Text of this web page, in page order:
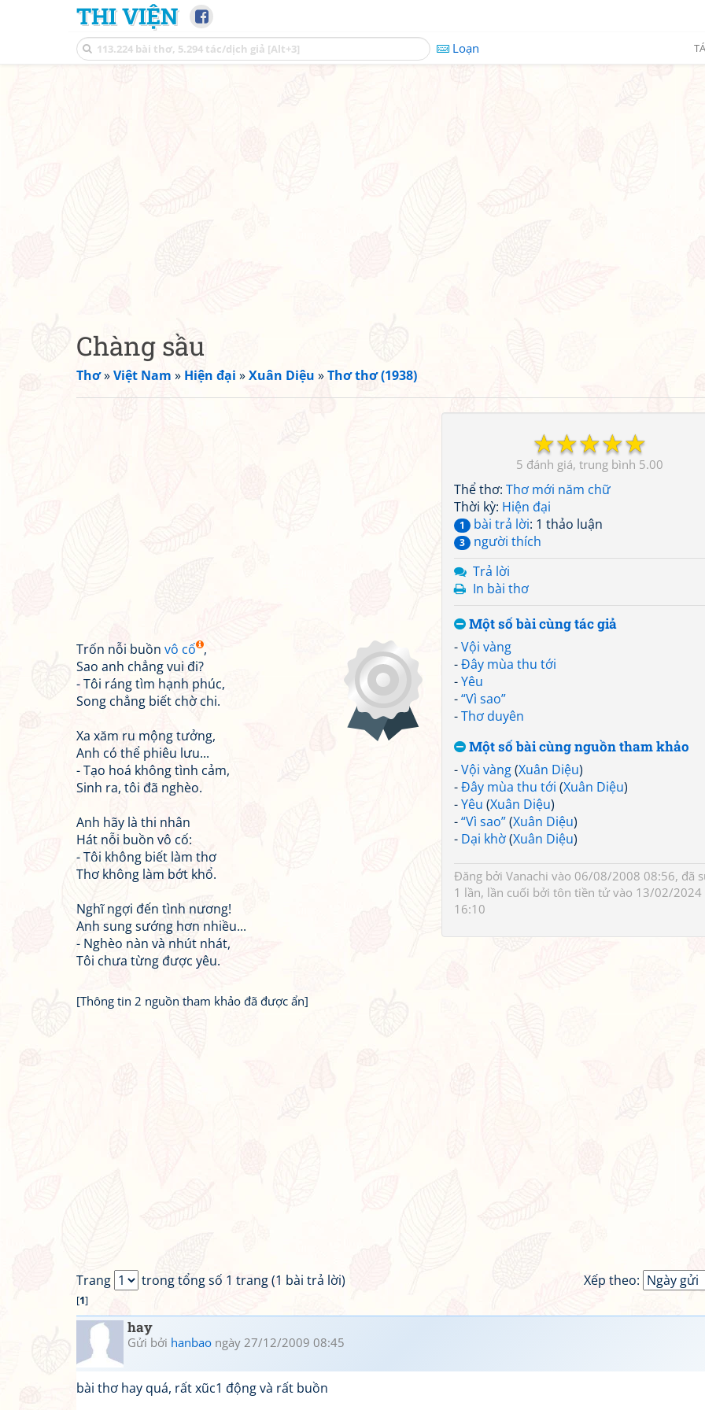
THI VIỆN
Loạn
Chàng sầu
Thơ»Việt Nam » Hiện đại »Xuân Diệu »Thơ thơ (1938)
☆
☆
☆
☆
☆
5 5.00
Thể thơ: Thơ mới năm chữ
Thời kỳ: Hiện đại
1 bài trả lời: 1 thảo luận
3
người thích
Trả lời
In bài thơ
Một số bài cùng tác giả
-Vội vàng
-Đây mùa thu tới
-Yêu
-“Vì sao”
-Thơ duyên
Một số bài cùng nguồn tham khảo
-Vội vàng(Xuân Diệu)
-Đây mùa thu tới (Xuân Diệu)
-Yêu (Xuân Diệu)
-“Vì sao”(Xuân Diệu)
- Dại khờ(Xuân Diệu)
Đăng bởi Vanachi vào 06/08/2008 08:56, đã
1 lần, lần cuối bởi tôn tiền tửvào 13/02/2024
16:10
Trốn nỗi buồn vô cố ,
Sao anh chẳng vui đi?
- Tôi ráng tìm hạnh phúc,
Song chẳng biết chờ chi.
Xa xăm ru mộng tưởng,
Anh có thể phiêu lưu...
- Tạo hoá không tình cảm,
Sinh ra, tôi đã nghèo.
Anh hãy là thi nhân
Hát nỗi buồn vô cố:
- Tôi không biết làm thơ
Thơ không làm bớt khổ.
Nghĩ ngợi đến tình nương!
Anh sung sướng hơn nhiều...
- Nghèo nàn và nhút nhát,
Tôi chưa từng được yêu.
[Thông tin 2 nguồn tham khảo đã được ẩn]
Xếp theo:
Trang trong tổng số 1 trang (1 bài trả lời)
[1]
hay
Gửi bởi hanbao ngày 27/12/2009 08:45
bài thơ hay quá, rất xũc1 động và rất buồn